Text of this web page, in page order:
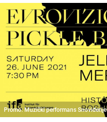
Promo: Muzički performans Snoviđenje